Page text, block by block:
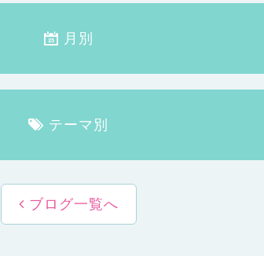
月別
テーマ別
ブログ一覧へ